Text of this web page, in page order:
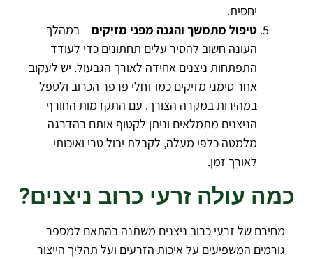
יחסית.
טיפול מתמשך והגנה מפני מזיקים – במהלך
העונה חשוב להסיר עלים תחתונים כדי לעודד
התפתחות ניצנים אחידה לאורך הגבעול. יש לעקוב
אחר סימני מזיקים כמו זחלי פרפר הכרוב ולטפל
במהירות במקרה הצורך. עם התקדמות החורף
הניצנים מתמלאים וניתן לקטוף אותם בהדרגה
מלמטה כלפי מעלה, לקבלת יבול טרי ואיכותי
לאורך זמן.
כמה עולה זרעי כרוב ניצנים?
מחירם של זרעי כרוב ניצנים משתנה בהתאם למספר
גורמים המשפיעים על איכות הזרעים ועל תהליך הייצור